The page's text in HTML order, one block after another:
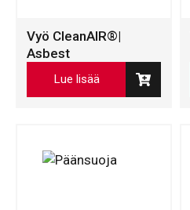
Vyö CleanAIR®|
Asbest
Lue lisää